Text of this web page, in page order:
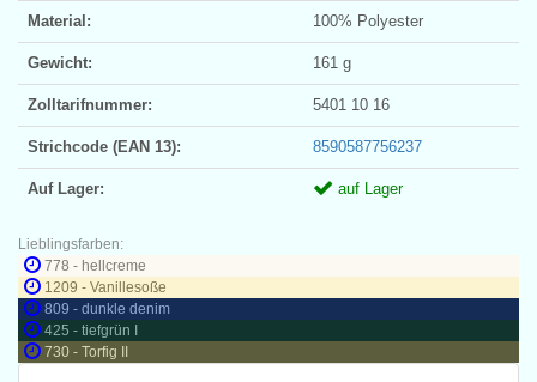
Material: 100% Polyester
Gewicht: 161 g
Zolltarifnummer: 5401 10 16
Strichcode (EAN 13): 8590587756237
Auf Lager: auf Lager
Lieblingsfarben:
778 - hellcreme
1209 - Vanillesoße
809 - dunkle denim
425 - tiefgrün I
730 - Torfig II